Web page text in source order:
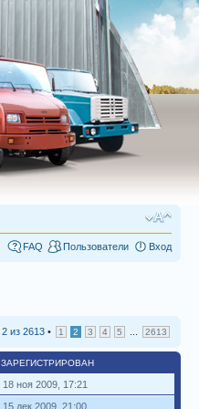
FAQ Пользователи Вход
2 из 2613 • 1 2 3 4 5 2613
ЗАРЕГИСТРИРОВАН
18 ноя 2009, 17:21
15 дек 2009, 21:00